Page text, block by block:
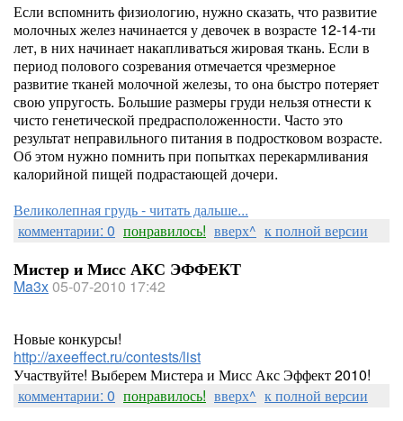
Если вспомнить физиологию, нужно сказать, что развитие
молочных желез начинается у девочек в возрасте 12-14-ти
лет, в них начинает накапливаться жировая ткань. Если в
период полового созревания отмечается чрезмерное
развитие тканей молочной железы, то она быстро потеряет
свою упругость. Большие размеры груди нельзя отнести к
чисто генетической предрасположенности. Часто это
результат неправильного питания в подростковом возрасте.
Об этом нужно помнить при попытках перекармливания
калорийной пищей подрастающей дочери.
Великолепная грудь - читать дальше...
комментарии: 0 понравилось! вверх^ к полной версии
Мистер и Мисс АКС ЭФФЕКТ
Ma3x05-07-2010 17:42
Новые конкурсы!
http://axeeffect.ru/contests/list
Участвуйте! Выберем Мистера и Мисс Акс Эффект 2010!
комментарии: 0 понравилось! вверх^ к полной версии